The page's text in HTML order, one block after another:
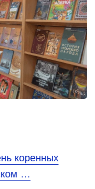
коренных
…